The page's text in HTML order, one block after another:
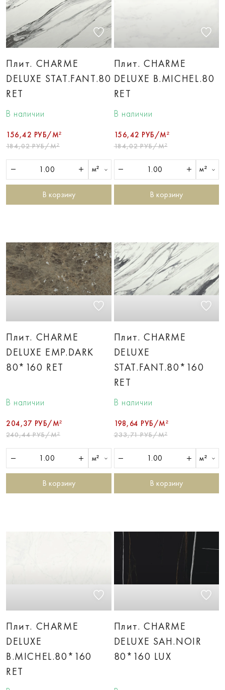
Плит. CHARME
DELUXE STAT.FANT.80
RET
В наличии
156,42 РУБ/М²
184,02 РУБ/М²
м²
В корзину
Плит. CHARME
DELUXE B.MICHEL.80
RET
В наличии
156,42 РУБ/М²
184,02 РУБ/М²
м²
В корзину
Плит. CHARME
DELUXE EMP.DARK
80*160 RET
В наличии
204,37 РУБ/М²
240,44 РУБ/М²
м²
В корзину
Плит. CHARME
DELUXE
STAT.FANT.80*160
RET
В наличии
198,64 РУБ/М²
233,71 РУБ/М²
м²
В корзину
Плит. CHARME
DELUXE
B.MICHEL.80*160
RET
Плит. CHARME
DELUXE SAH.NOIR
80*160 LUX